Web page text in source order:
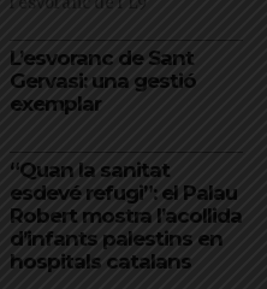
L’esvoranc de Sant
Gervasi: una gestió
exemplar
“Quan la sanitat
esdevé refugi”: el Palau
Robert mostra l’acollida
d’infants palestins en
hospitals catalans